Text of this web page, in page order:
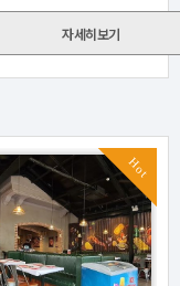
자세히보기
Hot